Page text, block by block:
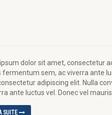
ipsum dolor sit amet, consectetur
fermentum sem, ac viverra ante
adipiscing elit. Nulla
ante luctus vel. Donec vel
SUITE